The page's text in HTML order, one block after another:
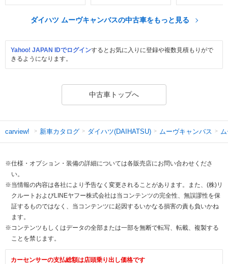
ダイハツ ムーヴキャンバスの中古車をもっと見る
Yahoo! JAPAN IDでログインするとお気に入りに登録や複数見積もりがで
きるようになります。
中古車トップへ
carview! 新車カタログ ダイハツ(DAIHATSU) ムーヴキャンバス
※仕様・オプション・装備の詳細については各販売店にお問い合わせくださ
い。
※当情報の内容は各社により予告なく変更されることがあります。また、(株)リ
クルートおよびLINEヤフー株式会社は当コンテンツの完全性、無誤謬性を保
証するものではなく、当コンテンツに起因するいかなる損害の責も負いかね
ます。
※コンテンツもしくはデータの全部または一部を無断で転写、転載、複製する
ことを禁じます。
カーセンサーの支払総額は店頭乗り出し価格です